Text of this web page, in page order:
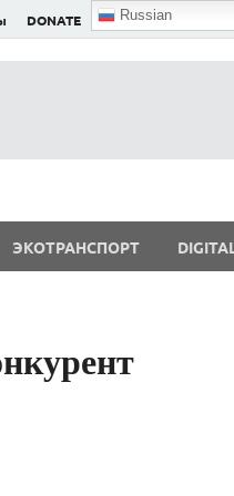
DONATE Russian
ЭКОТРАНСПОРТ DIGITAL